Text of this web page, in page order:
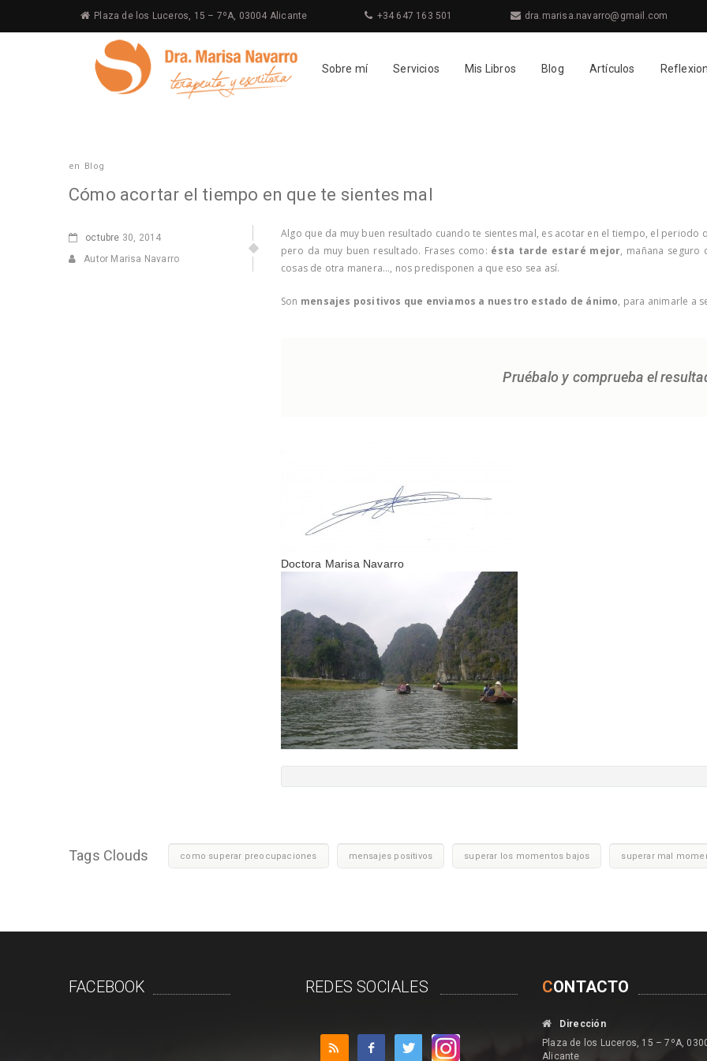
Plaza de los Luceros, 15 – 7ºA, 03004 Alicante +34 647 163 501 dra.marisa.navarro@gmail.com
Sobre mí Servicios Mis Libros Blog Artículos
en Blog
Cómo acortar el tiempo en que te sientes mal
octubre 30, 2014
Autor Marisa Navarro
Algo que da muy buen resultado cuando te sientes mal, es acotar en el tiempo, el periodo
pero da muy buen resultado. Frases como: ésta tarde estaré mejor, mañana seguro
cosas de otra manera…, nos predisponen a que eso sea así.
Son mensajes positivos que enviamos a nuestro estado de ánimo, para animarle a
Pruébalo y comprueba el
Doctora Marisa Navarro
Tags Clouds como superar preocupaciones mensajes positivos superar los momentos bajos superar mal
FACEBOOK REDES SOCIALES CONTACTO
Dirección
Plaza de los Luceros, 15 – 7ºA,
Alicante